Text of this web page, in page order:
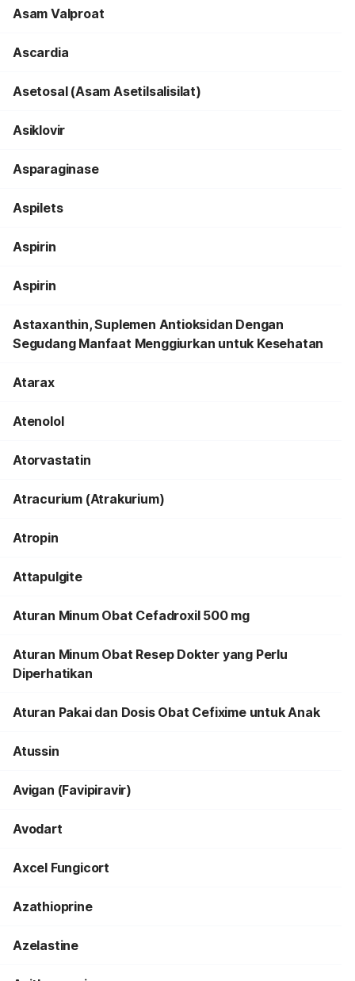
Asam Valproat
Ascardia
Asetosal (Asam Asetilsalisilat)
Asiklovir
Asparaginase
Aspilets
Aspirin
Aspirin
Astaxanthin, Suplemen Antioksidan Dengan
Segudang Manfaat Menggiurkan untuk Kesehatan
Atarax
Atenolol
Atorvastatin
Atracurium (Atrakurium)
Atropin
Attapulgite
Aturan Minum Obat Cefadroxil 500 mg
Aturan Minum Obat Resep Dokter yang Perlu
Diperhatikan
Aturan Pakai dan Dosis Obat Cefixime untuk Anak
Atussin
Avigan (Favipiravir)
Avodart
Axcel Fungicort
Azathioprine
Azelastine